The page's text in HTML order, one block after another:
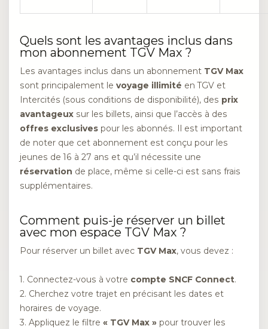
Quels sont les avantages inclus dans
mon abonnement TGV Max ?
Les avantages inclus dans un abonnement TGV Max
sont principalement le voyage illimité en TGV et
Intercités (sous conditions de disponibilité), des prix
avantageux sur les billets, ainsi que l’accès à des
offres exclusives pour les abonnés. Il est important
de noter que cet abonnement est conçu pour les
jeunes de 16 à 27 ans et qu’il nécessite une
réservation de place, même si celle-ci est sans frais
supplémentaires.
Comment puis-je réserver un billet
avec mon espace TGV Max ?
Pour réserver un billet avec TGV Max, vous devez :
1. Connectez-vous à votre compte SNCF Connect.
2. Cherchez votre trajet en précisant les dates et
horaires de voyage.
3. Appliquez le filtre « TGV Max » pour trouver les